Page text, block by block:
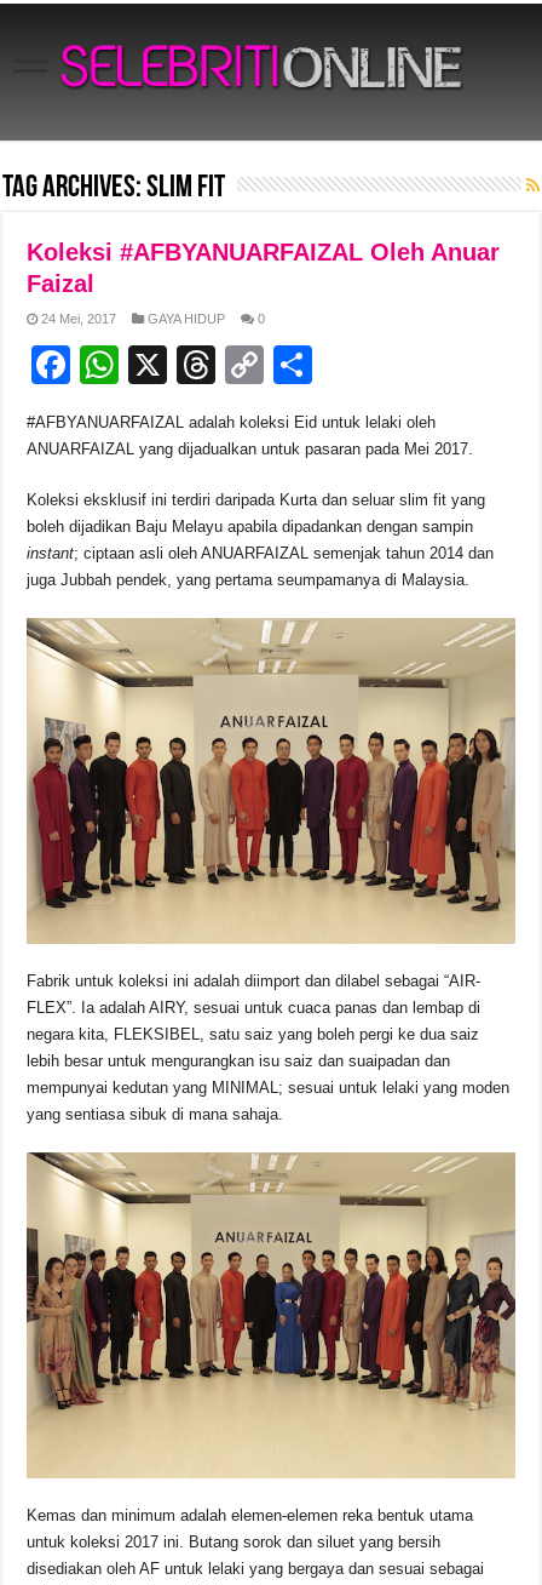
Tag Archives:slim fit
Koleksi #AFBYANUARFAIZAL Oleh Anuar
Faizal
24 Mei, 2017 GAYA HIDUP 0
F
c
b
o
o
k
W
at
A
p
p
X
T
e
d
s
C
p
Li
n
k
ar
#AFBYANUARFAIZAL adalah koleksi Eid untuk lelaki oleh
ANUARFAIZAL yang dijadualkan untuk pasaran pada Mei 2017.
Koleksi eksklusif ini terdiri daripada Kurta dan seluar slim fit yang
boleh dijadikan Baju Melayu apabila dipadankan dengan sampin
instant; ciptaan asli oleh ANUARFAIZAL semenjak tahun 2014 dan
juga Jubbah pendek, yang pertama seumpamanya di Malaysia.
Fabrik untuk koleksi ini adalah diimport dan dilabel sebagai “AIR-
FLEX”. Ia adalah AIRY, sesuai untuk cuaca panas dan lembap di
negara kita, FLEKSIBEL, satu saiz yang boleh pergi ke dua saiz
lebih besar untuk mengurangkan isu saiz dan suaipadan dan
mempunyai kedutan yang MINIMAL; sesuai untuk lelaki yang moden
yang sentiasa sibuk di mana sahaja.
Kemas dan minimum adalah elemen-elemen reka bentuk utama
untuk koleksi 2017 ini. Butang sorok dan siluet yang bersih
disediakan oleh AF untuk lelaki yang bergaya dan sesuai sebagai